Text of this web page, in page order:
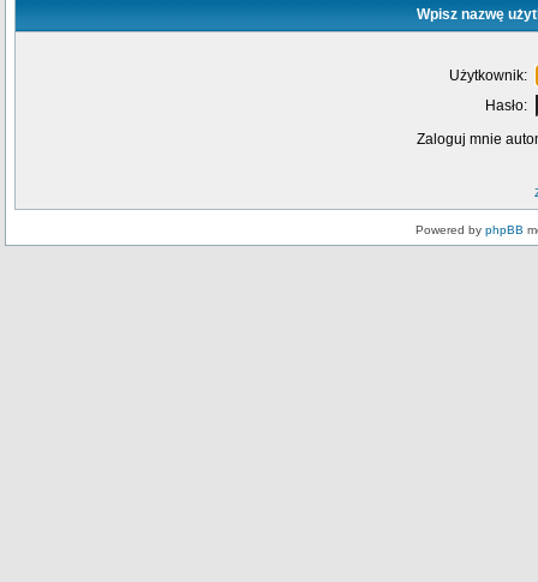
Wpisz nazwę
Użytkownik:
Hasło:
Zaloguj mnie
Powered by phpBB